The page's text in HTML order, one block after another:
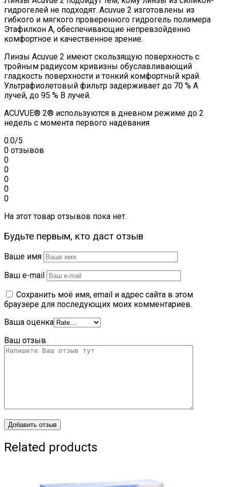
гидрогелей не подходят. Acuvue 2 изготовлены из
гибкого и мягкого проверенного гидрогель полимера
Этафилкон А, обеспечивающие непревзойденно
комфортное и качественное зрение.
Линзы Acuvue 2 имеют скользящую поверхность с
тройным радиусом кривизны обуславливающий
гладкость поверхности и тонкий комфортный край.
Ультрафиолетовый фильтр задерживает до 70 % A
лучей, до 95 % В лучей.
ACUVUE® 2® используются в дневном режиме до 2
недель с момента первого надевания
0.0/5
0 отзывов
0
0
0
0
0
На этот товар отзывов пока нет.
Будьте первым, кто даст отзыв
Ваше имя
Ваш e-mail
Сохранить моё имя, email и адрес сайта в этом
браузере для последующих моих комментариев.
Ваша оценка
Ваш отзыв
Related products